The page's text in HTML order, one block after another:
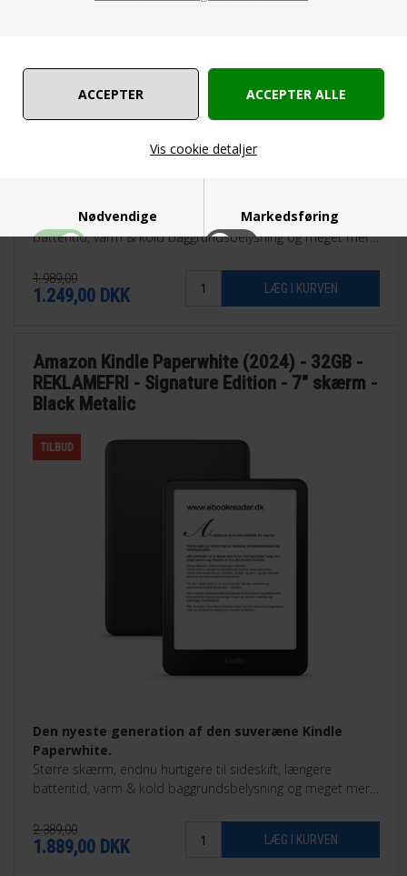
Vis cookie detaljer
Nødvendige Markedsføring
Den nyeste generation af den suveræne Kindle
Større skærm, endnu hurtigere til sideskift, længere
batteritid, varm & kold baggrundsbelysning og meget mere.
1.989,00
1.249,00 DKK
Amazon Kindle Paperwhite (2024) - 32GB -
REKLAMEFRI - Signature Edition - 7" skærm -
Black Metalic
TILBUD
Den nyeste generation af den suveræne Kindle
Paperwhite.
Større skærm, endnu hurtigere til sideskift, længere
batteritid, varm & kold baggrundsbelysning og meget mere.
2.389,00
1.889,00 DKK